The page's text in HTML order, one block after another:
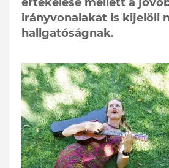
irányvonalakat is kijelöli
hallgatóságnak.